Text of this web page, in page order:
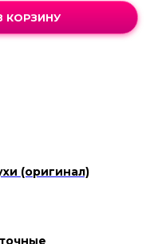
КОРЗИНУ
(оригинал)